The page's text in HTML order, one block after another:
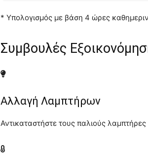
* Υπολογισμός με βάση 4 ώρες
Συμβουλές
Αλλαγή Λαμπτήρων
Αντικαταστήστε τους παλιούς